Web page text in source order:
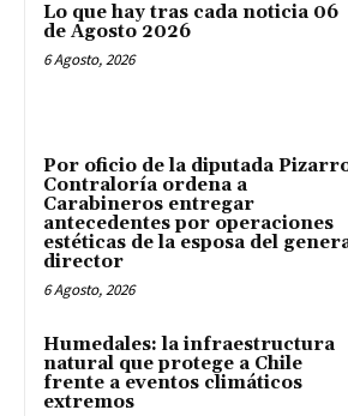
Lo que hay tras cada noticia 06
de Agosto 2026
6 Agosto, 2026
Por oficio de la diputada
Contraloría ordena a
Carabineros entregar
antecedentes por operaciones
estéticas de la esposa del
director
6 Agosto, 2026
Humedales: la infraestructura
natural que protege a Chile
frente a eventos climáticos
extremos